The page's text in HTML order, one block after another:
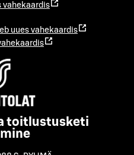
vahekaardis
uues vahekaardis
toitlustusketi